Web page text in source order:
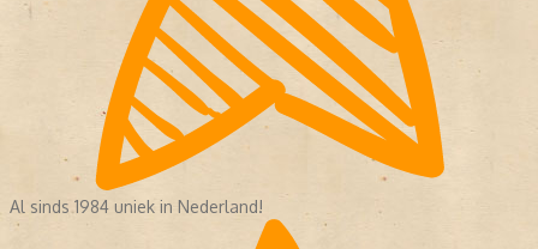
Al sinds 1984 uniek in Nederland!